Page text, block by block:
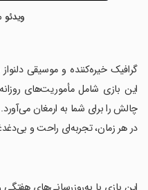
ویدئو
‏گرافیک خیره‌کننده و موسیقی
این بازی شامل مأموریت‌های
در هر زمان، تجربه‌ای راحت و